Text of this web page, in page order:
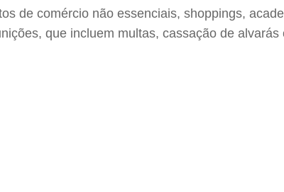
de comércio não essenciais, shoppings,
que incluem multas, cassação de